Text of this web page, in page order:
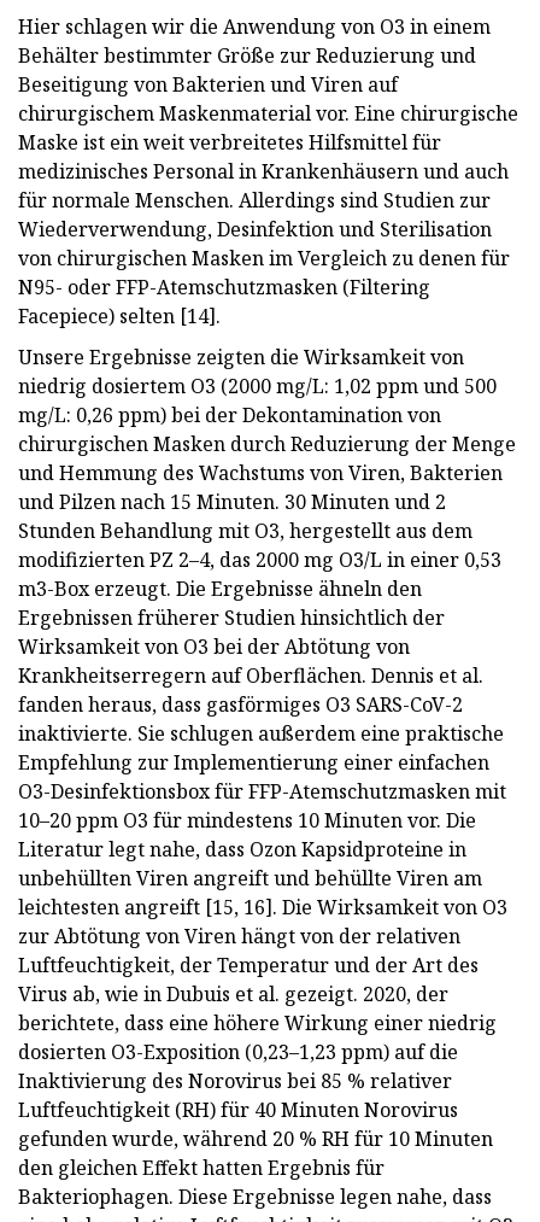
Hier schlagen wir die Anwendung von O3 in einem
Behälter bestimmter Größe zur Reduzierung und
Beseitigung von Bakterien und Viren auf
chirurgischem Maskenmaterial vor. Eine chirurgische
Maske ist ein weit verbreitetes Hilfsmittel für
medizinisches Personal in Krankenhäusern und auch
für normale Menschen. Allerdings sind Studien zur
Wiederverwendung, Desinfektion und Sterilisation
von chirurgischen Masken im Vergleich zu denen für
N95- oder FFP-Atemschutzmasken (Filtering
Facepiece) selten [14].
Unsere Ergebnisse zeigten die Wirksamkeit von
niedrig dosiertem O3 (2000 mg/L: 1,02 ppm und 500
mg/L: 0,26 ppm) bei der Dekontamination von
chirurgischen Masken durch Reduzierung der Menge
und Hemmung des Wachstums von Viren, Bakterien
und Pilzen nach 15 Minuten. 30 Minuten und 2
Stunden Behandlung mit O3, hergestellt aus dem
modifizierten PZ 2–4, das 2000 mg O3/L in einer 0,53
m3-Box erzeugt. Die Ergebnisse ähneln den
Ergebnissen früherer Studien hinsichtlich der
Wirksamkeit von O3 bei der Abtötung von
Krankheitserregern auf Oberflächen. Dennis et al.
fanden heraus, dass gasförmiges O3 SARS-CoV-2
inaktivierte. Sie schlugen außerdem eine praktische
Empfehlung zur Implementierung einer einfachen
O3-Desinfektionsbox für FFP-Atemschutzmasken mit
10–20 ppm O3 für mindestens 10 Minuten vor. Die
Literatur legt nahe, dass Ozon Kapsidproteine ​​in
unbehüllten Viren angreift und behüllte Viren am
leichtesten angreift [15, 16]. Die Wirksamkeit von O3
zur Abtötung von Viren hängt von der relativen
Luftfeuchtigkeit, der Temperatur und der Art des
Virus ab, wie in Dubuis et al. gezeigt. 2020, der
berichtete, dass eine höhere Wirkung einer niedrig
dosierten O3-Exposition (0,23–1,23 ppm) auf die
Inaktivierung des Norovirus bei 85 % relativer
Luftfeuchtigkeit (RH) für 40 Minuten Norovirus
gefunden wurde, während 20 % RH für 10 Minuten
den gleichen Effekt hatten Ergebnis für
Bakteriophagen. Diese Ergebnisse legen nahe, dass